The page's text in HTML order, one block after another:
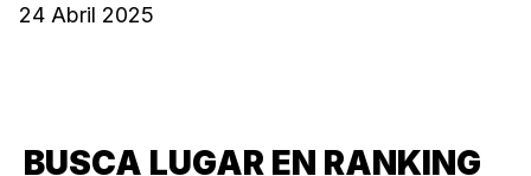
24 Abril 2025
BUSCA LUGAR EN RANKING